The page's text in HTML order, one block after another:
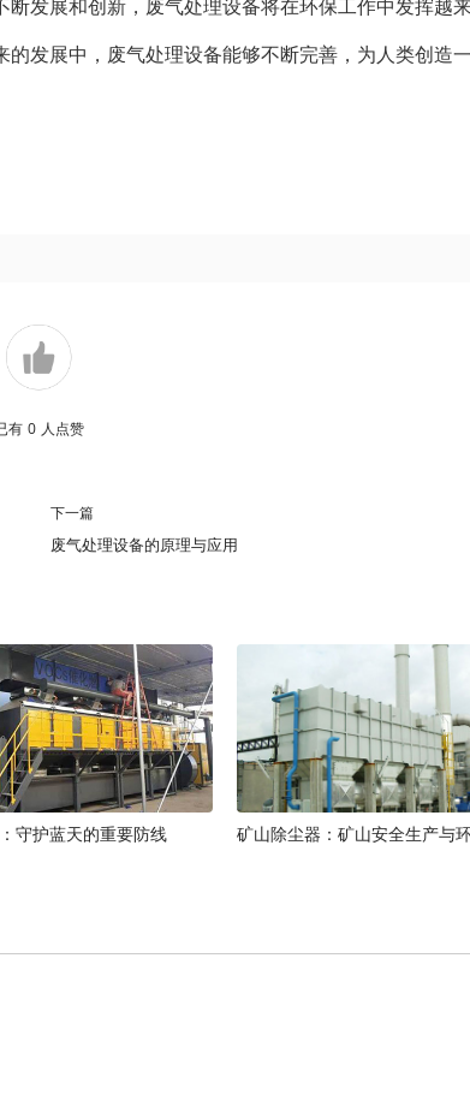
发展和创新，废气处理设备将在环保工作中发挥越
发展中，废气处理设备能够不断完善，为人类创造
有 0 人点赞
下一篇
废气处理设备的原理与应用
守护蓝天的重要防线